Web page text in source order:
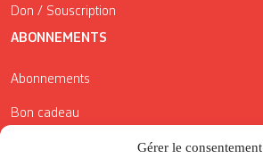
Gérer le consentement
Don / Souscription
ABONNEMENTS
Abonnements
Bon cadeau
Conditions générales de vente